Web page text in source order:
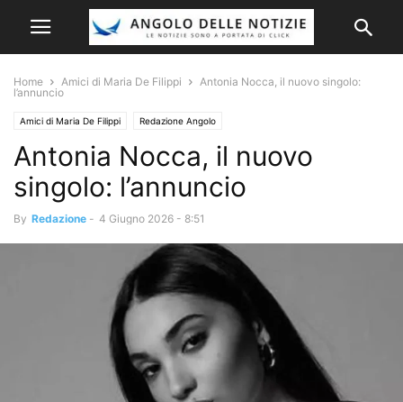
Home Amici di Maria De Filippi
Antonia Nocca, il nuovo singolo:
l’annuncio
Amici di Maria De Filippi Redazione Angolo
Antonia Nocca, il nuovo
singolo: l’annuncio
By Redazione - 4 Giugno 2026 - 8:51